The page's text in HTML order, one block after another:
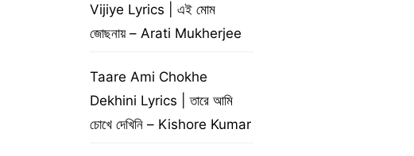
Vijiye Lyrics | এই মোম
জোছনায় – Arati Mukherjee
Taare Ami Chokhe
Dekhini Lyrics | তারে আমি
চোখে দেখিনি – Kishore Kumar